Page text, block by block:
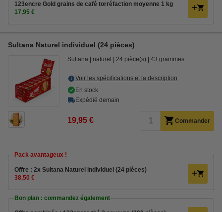
123encre Gold grains de café torréfaction moyenne 1 kg
17,95 €
Sultana Naturel individuel (24 pièces)
Sultana naturel 24 pièce(s) 43 grammes
Voir les spécifications et la description
En stock
Expédié demain
19,95 € Commander
Pack avantageux !
Offre : 2x Sultana Naturel individuel (24 pièces)
38,50 €
Bon plan : commandez également